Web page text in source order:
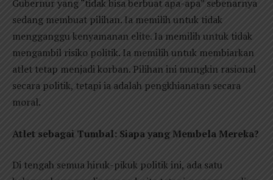
Gubernur yang “tidak bisa berbuat apa-apa” sebenarnya
sedang membuat pilihan. Ia memilih untuk tidak
mengganggu kenyamanan elite. Ia memilih untuk tidak
mengambil risiko politik. Ia memilih untuk membiarkan
atlet tetap menjadi korban. Pilihan ini mungkin rasional
secara politik, tetapi ia adalah pengkhianatan secara
moral.
Atlet sebagai Tumbal: Siapa yang Membela Mereka?
Di tengah semua hiruk-pikuk politik ini, ada satu